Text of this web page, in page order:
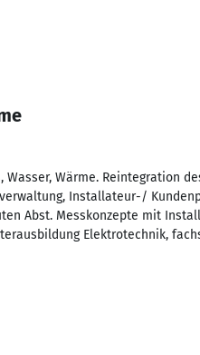
Wärme. Reintegration
Installateur-/
Abst. Messkonzepte mit
Elektrotechnik,